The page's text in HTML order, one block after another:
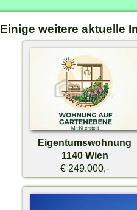
Einige weitere aktuelle
Eigentumswohnung
1140 Wien
€ 249.000,-